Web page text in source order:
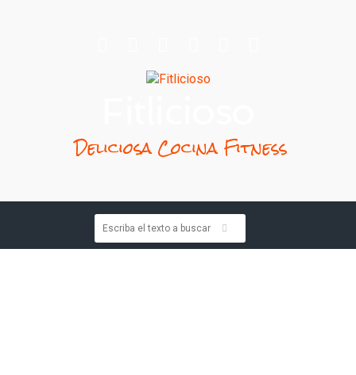
Deliciosa Cocina Fitness